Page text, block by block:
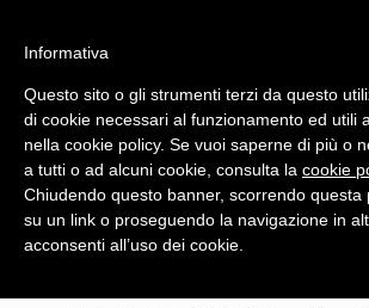
Informativa
Questo sito o gli strumenti terzi da questo
di cookie necessari al funzionamento ed utili
nella cookie policy. Se vuoi saperne di più o
a tutti o ad alcuni cookie, consulta la cookie
Chiudendo questo banner, scorrendo questa
su un link o proseguendo la navigazione in
acconsenti all’uso dei cookie.